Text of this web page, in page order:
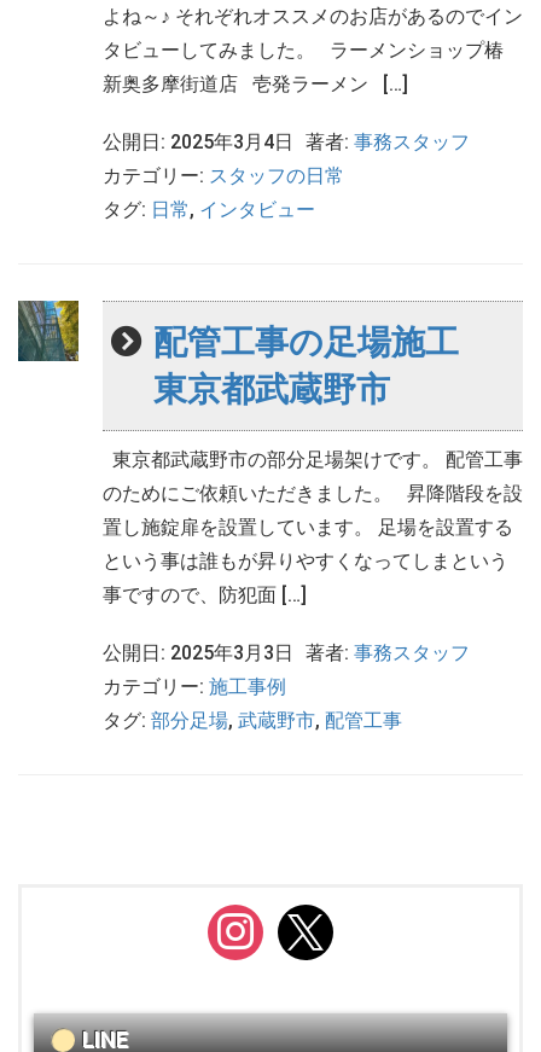
よね～♪ それぞれオススメのお店があるのでイン
タビューしてみました。 ラーメンショップ椿
新奥多摩街道店 壱発ラーメン […]
公開日: 2025年3月4日 著者: 事務スタッフ
カテゴリー: スタッフの日常
タグ: 日常, インタビュー
配管工事の足場施工
東京都武蔵野市
東京都武蔵野市の部分足場架けです。 配管工事
のためにご依頼いただきました。 昇降階段を設
置し施錠扉を設置しています。 足場を設置する
という事は誰もが昇りやすくなってしまという
事ですので、防犯面 […]
公開日: 2025年3月3日 著者: 事務スタッフ
カテゴリー: 施工事例
タグ: 部分足場, 武蔵野市, 配管工事
instagram
x
LINE